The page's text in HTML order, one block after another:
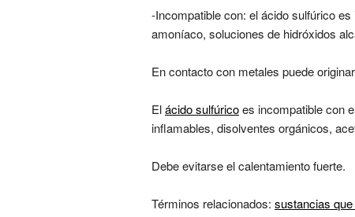
-Incompatible con: el ácido sulfúrico
amoníaco, soluciones de hidróxidos
En contacto con metales puede
Elácido sulfúricoes incompatible con
inflamables, disolventes orgánicos,
Debe evitarse el calentamiento fuerte.
Términos relacionados: sustancias